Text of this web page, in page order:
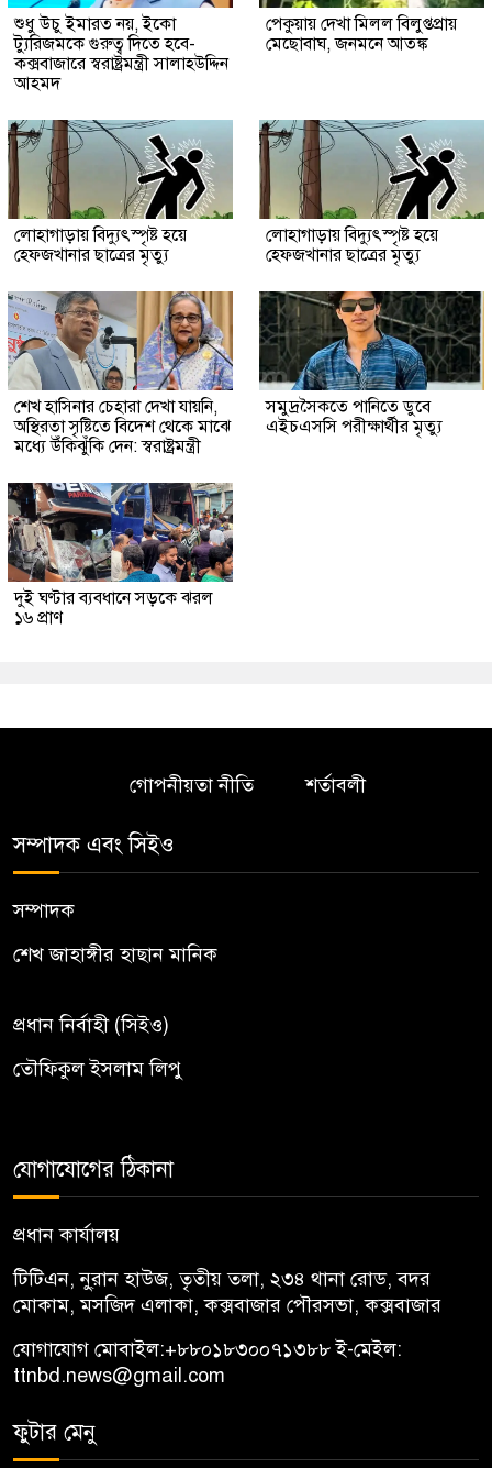
শুধু উচু ইমারত নয়, ইকো
ট্যুরিজমকে গুরুত্ব দিতে হবে-
কক্সবাজারে স্বরাষ্ট্রমন্ত্রী সালাহউদ্দিন
আহমদ
পেকুয়ায় দেখা মিলল বিলুপ্তপ্রায়
মেছোবাঘ, জনমনে আতঙ্ক
লোহাগাড়ায় বিদ্যুৎস্পৃষ্ট হয়ে
হেফজখানার ছাত্রের মৃত্যু
লোহাগাড়ায় বিদ্যুৎস্পৃষ্ট হয়ে
হেফজখানার ছাত্রের মৃত্যু
শেখ হাসিনার চেহারা দেখা যায়নি,
অস্থিরতা সৃষ্টিতে বিদেশ থেকে মাঝে
মধ্যে উঁকিঝুঁকি দেন: স্বরাষ্ট্রমন্ত্রী
সমুদ্রসৈকতে পানিতে ডুবে
এইচএসসি পরীক্ষার্থীর মৃত্যু
দুই ঘণ্টার ব্যবধানে সড়কে ঝরল
১৬ প্রাণ
গোপনীয়তা নীতি শর্তাবলী
সম্পাদক এবং সিইও
সম্পাদক
শেখ জাহাঙ্গীর হাছান মানিক
প্রধান নির্বাহী (সিইও)
তৌফিকুল ইসলাম লিপু
যোগাযোগের ঠিকানা
প্রধান কার্যালয়
টিটিএন, নু্রান হাউজ, তৃতীয় তলা, ২৩৪ থানা রোড, বদর
মোকাম, মসজিদ এলাকা, কক্সবাজার পৌরসভা, কক্সবাজার
যোগাযোগ মোবাইল:+৮৮০১৮৩০০৭১৩৮৮ই-মেইল:
ttnbd.news@gmail.com
ফুটার মেনু